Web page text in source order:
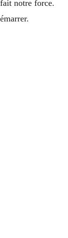
notre force.